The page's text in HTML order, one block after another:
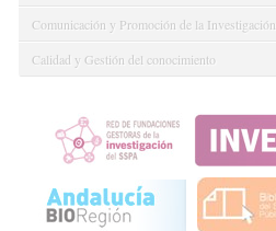
Comunicación y Promoción de la Investigación
Calidad y Gestión del conocimiento